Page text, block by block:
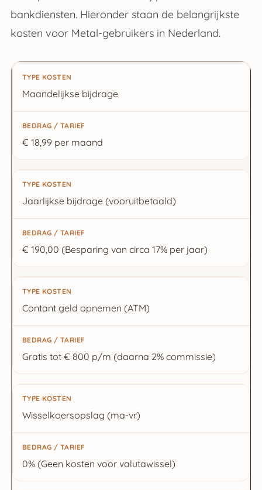
bankdiensten. Hieronder staan de belangrijkste
kosten voor Metal-gebruikers in Nederland.
Type kosten
Bedrag / Tarief
Maandelijkse bijdrage
€ 18,99 per maand
Jaarlijkse bijdrage (vooruitbetaald)
€ 190,00 (Besparing van circa 17% per jaar)
Contant geld opnemen (ATM)
Gratis tot € 800 p/m (daarna 2% commissie)
Wisselkoersopslag (ma-vr)
0% (Geen kosten voor valutawissel)